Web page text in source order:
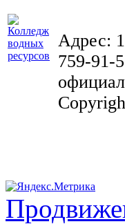
Адрес:
759-91-